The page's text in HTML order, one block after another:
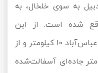
اردبیل به سوی خلخال، به
شده است. از این
سه‌راهی به سوی شرق تا روستای عباس‌آباد 10 کیلومتر و از
دریاچه نئور، 8 کیلومتر جاده‌ای آسفالت‌شده